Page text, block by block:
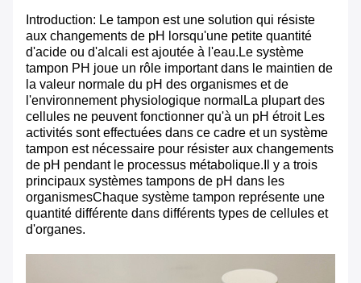
Introduction: Le tampon est une solution qui résiste
aux changements de pH lorsqu'une petite quantité
d'acide ou d'alcali est ajoutée à l'eau.Le système
tampon PH joue un rôle important dans le maintien de
la valeur normale du pH des organismes et de
l'environnement physiologique normalLa plupart des
cellules ne peuvent fonctionner qu'à un pH étroit Les
activités sont effectuées dans ce cadre et un système
tampon est nécessaire pour résister aux changements
de pH pendant le processus métabolique.Il y a trois
principaux systèmes tampons de pH dans les
organismesChaque système tampon représente une
quantité différente dans différents types de cellules et
d'organes.